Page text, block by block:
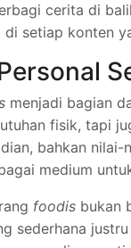
cerita di
di setiap konten
menjadi bagian
fisik, tapi
bahkan nilai-
medium
foodis bukan
sederhana